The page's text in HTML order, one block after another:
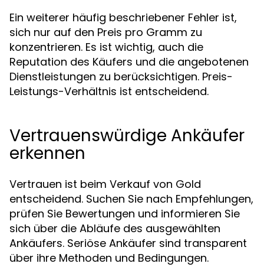
Ein weiterer häufig beschriebener Fehler ist,
sich nur auf den Preis pro Gramm zu
konzentrieren. Es ist wichtig, auch die
Reputation des Käufers und die angebotenen
Dienstleistungen zu berücksichtigen. Preis-
Leistungs-Verhältnis ist entscheidend.
Vertrauenswürdige Ankäufer
erkennen
Vertrauen ist beim Verkauf von Gold
entscheidend. Suchen Sie nach Empfehlungen,
prüfen Sie Bewertungen und informieren Sie
sich über die Abläufe des ausgewählten
Ankäufers. Seriöse Ankäufer sind transparent
über ihre Methoden und Bedingungen.